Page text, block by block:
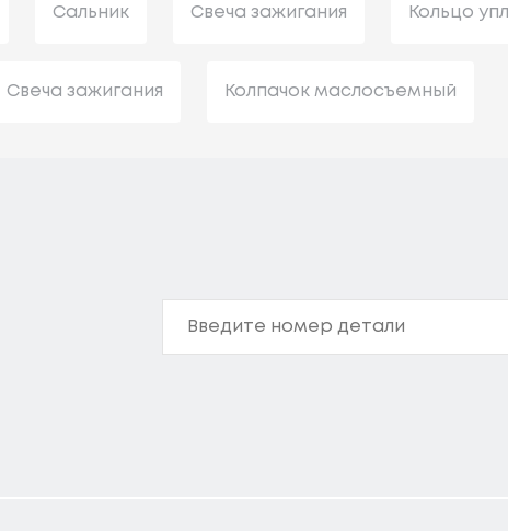
Сальник Свеча зажигания Кольцо
Свеча зажигания Колпачок маслосъемный